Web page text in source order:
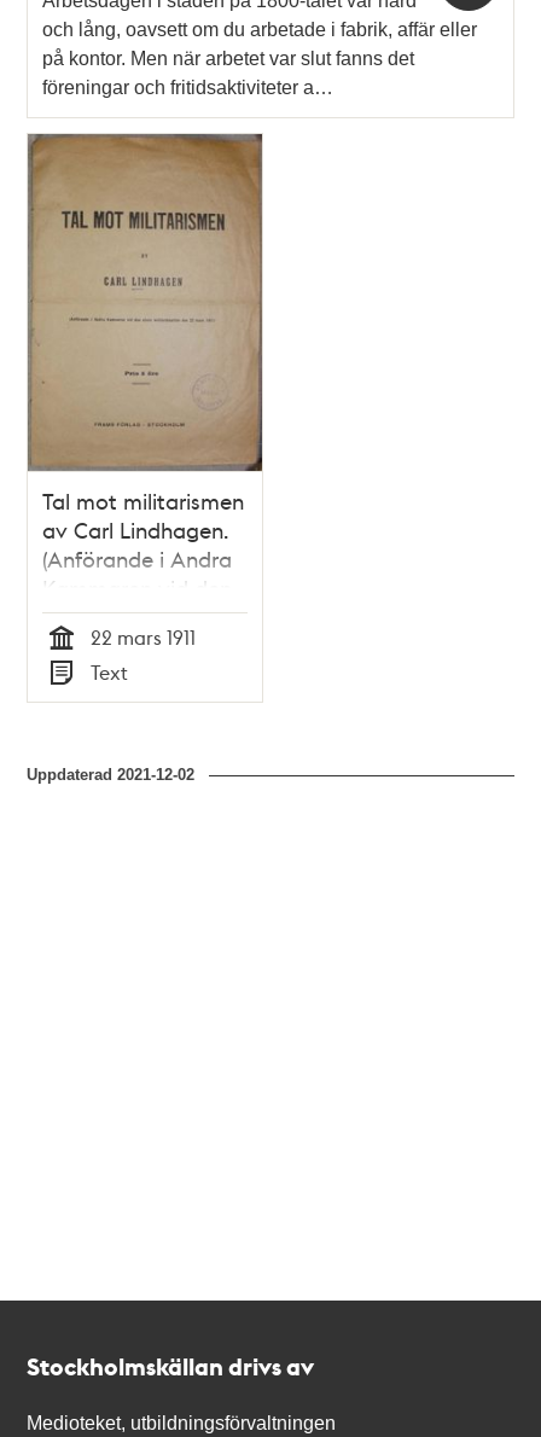
och lång, oavsett om du arbetade i fabrik, affär eller
på kontor. Men när arbetet var slut fanns det
föreningar och fritidsaktiviteter a…
Tal mot militarismen
av Carl Lindhagen.
(Anförande i Andra
Kammaren vid den
stora
militärdebatten den
22 mars 1911)
Tid
22 mars 1911
Typ
Text
Uppdaterad2021-12-02
Stockholmskällan drivs av
Medioteket, utbildningsförvaltningen